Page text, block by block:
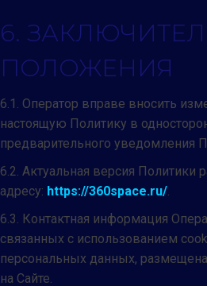
6.
ПОЛОЖЕНИЯ
6.1. Оператор вправе вносить
настоящую Политику в
предварительного уведомления
6.2. Актуальная версия Политики
адресу: https://360space.ru/
6.3. Контактная информация
связанных с использованием
персональных данных,
на Сайте.